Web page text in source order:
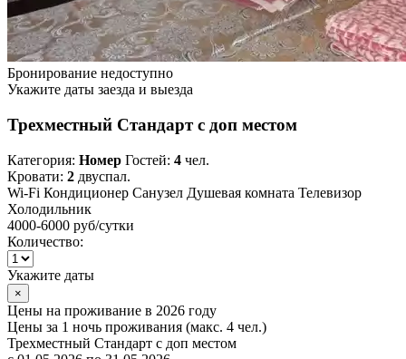
Бронирование недоступно
Укажите даты заезда и выезда
Трехместный Стандарт с доп местом
Категория: Номер Гостей: 4 чел.
Кровати: 2 двуспал.
Wi-Fi Кондиционер Санузел Душевая комната Телевизор
Холодильник
4000-6000 руб/сутки
Количество:
Укажите даты
×
Цены на проживание в 2026 году
Цены за 1 ночь проживания (макс. 4 чел.)
Трехместный Стандарт с доп местом